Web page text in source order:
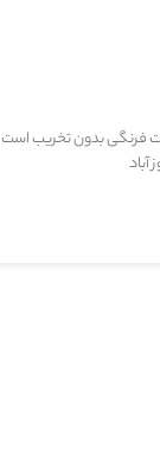
فرنگی بدون تخریب است